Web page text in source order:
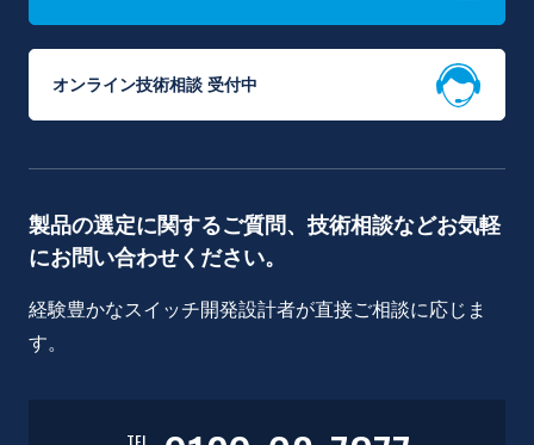
オンライン技術相談 受付中
製品の選定に関するご質問、技術相談などお気軽
にお問い合わせください。
経験豊かなスイッチ開発設計者が直接ご相談に応じま
す。